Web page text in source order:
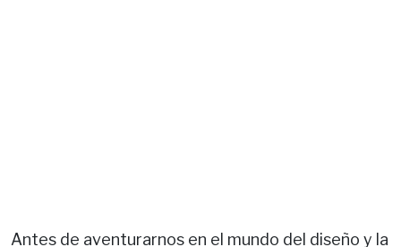
Antes de aventurarnos en el mundo del diseño y la